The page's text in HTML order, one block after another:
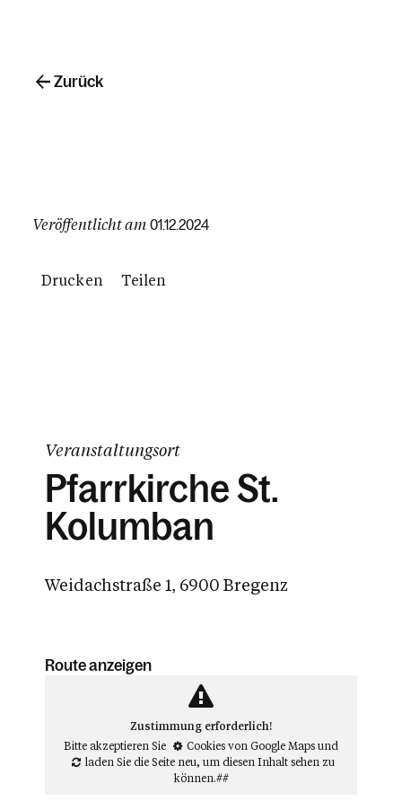
Veröffentlicht am 01.12.2024
Drucken Teilen
Zurück
Veranstaltungsort
Pfarrkirche St.
Kolumban
Weidachstraße 1, 6900 Bregenz
Route anzeigen
Zustimmung erforderlich!
Bitte akzeptieren Sie
Cookies von Google Mapsund
laden Sie die Seite neu, um diesen Inhalt sehen zu
können.##